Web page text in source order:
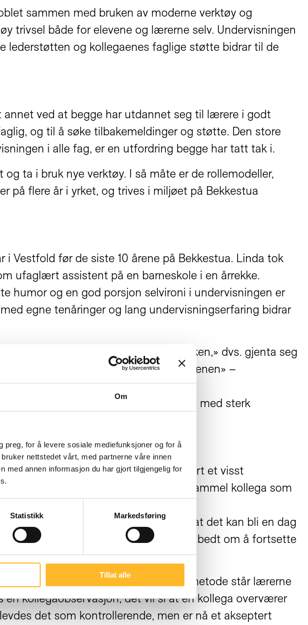
Om
for å levere sosiale mediefunksjoner og for å
nettstedet vårt, med partnerne våre innen
med annen informasjon du har gjort tilgjengelig for
Statistikk Markedsføring
Tillat alle
sammen med bruken av moderne verktøy og
trivsel både for elevene og lærerne selv. Undervisningen
lederstøtten og kollegaenes faglige støtte bidrar til de
ved at begge har utdannet seg til lærere i godt
og til å søke tilbakemeldinger og støtte. Den store
i alle fag, er en utfordring begge har tatt tak i.
ta i bruk nye verktøy. I så måte er de rollemodeller,
på flere år i yrket, og trives i miljøet på Bekkestua
Vestfold før de siste 10 årene på Bekkestua. Linda tok
ufaglært assistent på en barneskole i en årrekke.
humor og en god porsjon selvironi i undervisningen er
egne tenåringer og lang undervisningserfaring bidrar
skjerpe seg, og ikke «snu bunken,» dvs. gjenta seg
å være skuespiller: Man går på «scenen» –
fra barneskolen, er relativt homogen, med sterk
er spredt, det har likevel vært et visst
har blant annet tilknyttet en 75 år gammel kollega som
eksempel å justere timeplanen slik at det kan bli en dag
fått positive tilbakemeldinger og blitt bedt om å fortsette
I valg av undervisningsmetode står lærerne
kollegaobservasjon, det vil si at en kollega overværer
det som kontrollerende, men er nå et akseptert